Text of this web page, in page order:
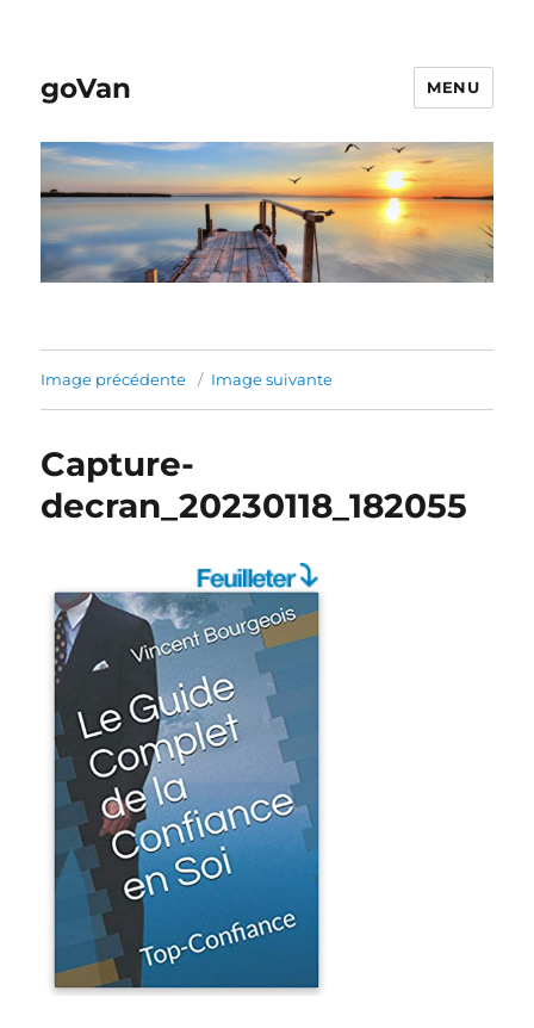
goVan MENU
Image précédente Image suivante
Capture-
decran_20230118_182055